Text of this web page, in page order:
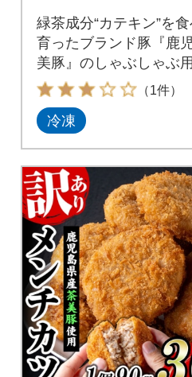
緑茶成分“カテキン”を
育ったブランド豚『鹿
美豚』のしゃぶしゃぶ
比べセットです。
（1件）
冷凍